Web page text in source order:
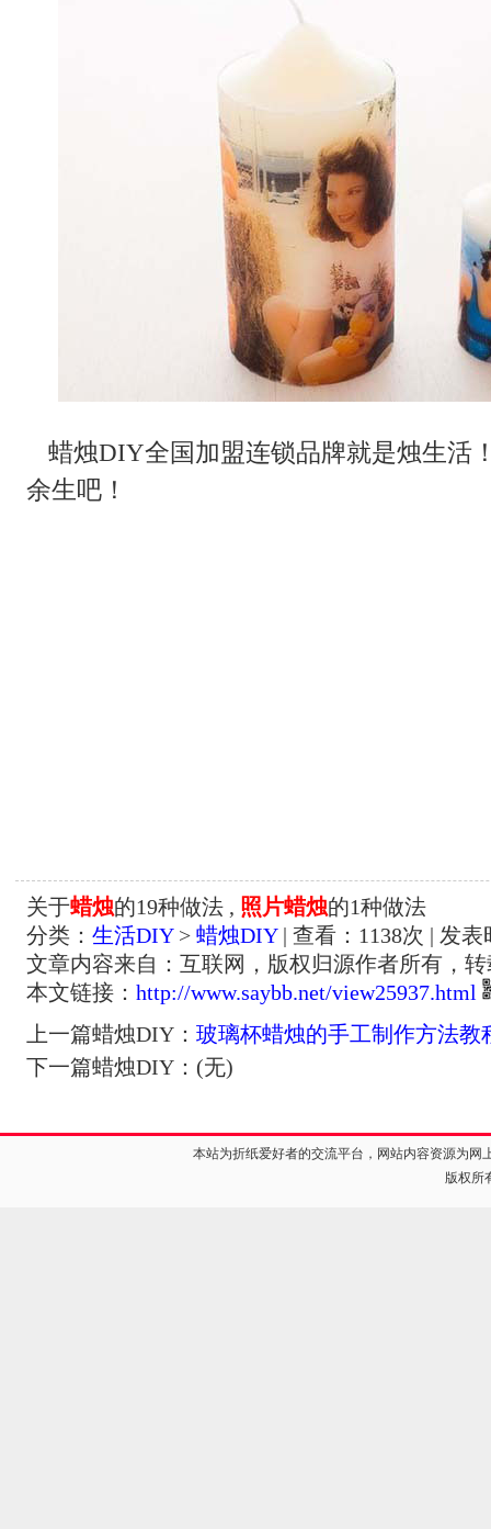
蜡烛DIY全国加盟连锁品牌就是烛生活
余生吧！
关于蜡烛的19种做法 , 照片蜡烛的1种做法
分类： 生活DIY> 蜡烛DIY| 查看： 1138次 | 发表
文章内容来自：互联网，版权归源作者所有，
本文链接： http://www.saybb.net/view25937.html
上一篇蜡烛DIY： 玻璃杯蜡烛的手工制作方法教
下一篇蜡烛DIY：(无)
本站为折纸爱好者的交流平台，网站内容资源为
版权所